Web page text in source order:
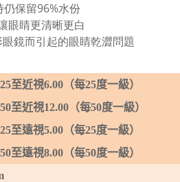
保留96%水份
眼睛更清晰更白
鏡而引起的眼睛乾澀問題
25至近視6.00 （每25度一級）
至近視12.00 （每50度一級）
至遠視5.00 （每25度一級）
至遠視8.00 （每50度一級）